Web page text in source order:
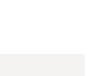
to a terrace, free